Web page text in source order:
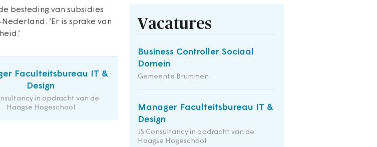
besteding van subsidies
‘Er is sprake van
Faculteitsbureau IT &
Design
in opdracht van de
Haagse Hogeschool
Vacatures
Business Controller Sociaal
Domein
Gemeente Brummen
Manager Faculteitsbureau IT &
Design
JS Consultancy in opdracht van de
Haagse Hogeschool